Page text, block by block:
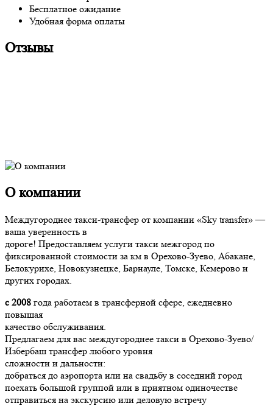
Бесплатное ожидание
Удобная форма оплаты
Отзывы
О компании
Междугороднее такси-трансфер от компании «Sky transfer» —
ваша уверенность в
дороге! Предоставляем услуги такси межгород по
фиксированной стоимости за км в Орехово-Зуево, Абакане,
Белокурихе, Новокузнецке, Барнауле, Томске, Кемерово и
других городах.
с 2008 года работаем в трансферной сфере, ежедневно
повышая
качество обслуживания.
Предлагаем для вас междугороднее такси в Орехово-Зуево/
Избербаш трансфер любого уровня
сложности и дальности:
добраться до аэропорта или на свадьбу в соседний город
поехать большой группой или в приятном одиночестве
отправиться на экскурсию или деловую встречу